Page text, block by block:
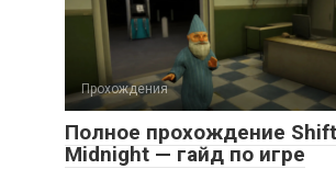
Прохождения
Полное прохождение
Midnight — гайд по игре